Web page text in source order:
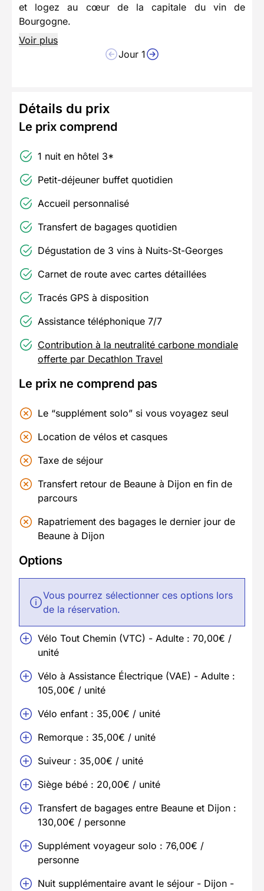
et logez au cœur de la capitale du vin de
Bourgogne.
Voir plus
Jour 1
Détails du prix
Le prix comprend
1 nuit en hôtel 3*
Petit-déjeuner buffet quotidien
Accueil personnalisé
Transfert de bagages quotidien
Dégustation de 3 vins à Nuits-St-Georges
Carnet de route avec cartes détaillées
Tracés GPS à disposition
Assistance téléphonique 7/7
Contribution à la neutralité carbone mondiale
offerte par Decathlon Travel
Le prix ne comprend pas
Le “supplément solo” si vous voyagez seul
Location de vélos et casques
Taxe de séjour
Transfert retour de Beaune à Dijon en fin de
parcours
Rapatriement des bagages le dernier jour de
Beaune à Dijon
Options
Vous pourrez sélectionner ces options lors
de la réservation.
Vélo Tout Chemin (VTC) - Adulte : 70,00€ /
unité
Vélo à Assistance Électrique (VAE) - Adulte :
105,00€ / unité
Vélo enfant : 35,00€ / unité
Remorque : 35,00€ / unité
Suiveur : 35,00€ / unité
Siège bébé : 20,00€ / unité
Transfert de bagages entre Beaune et Dijon :
130,00€ / personne
Supplément voyageur solo : 76,00€ /
personne
Nuit supplémentaire avant le séjour - Dijon -